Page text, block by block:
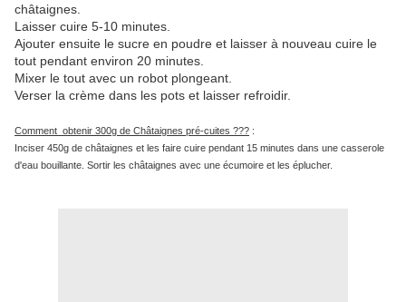
châtaignes.
Laisser cuire 5-10 minutes.
Ajouter ensuite le sucre en poudre et laisser à nouveau cuire le
tout pendant environ 20 minutes.
Mixer le tout avec un robot plongeant.
Verser la crème dans les pots et laisser refroidir.
Comment obtenir 300g de Châtaignes pré-cuites ??? :
Inciser 450g de châtaignes et les faire cuire pendant 15 minutes dans une casserole
d'eau bouillante. Sortir les châtaignes avec une écumoire et les éplucher.